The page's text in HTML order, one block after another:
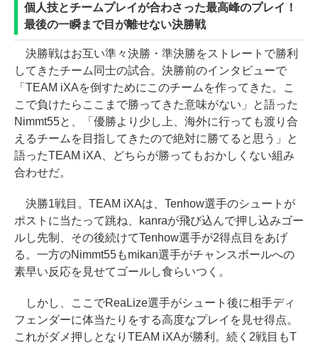
個人技とチームプレイが合わさった最高峰のプレイ！
最後の一瞬まで目が離せない決勝戦
決勝戦はお互い準々決勝・準決勝をストレートで勝利
してきたチーム同士の試合。決勝前のインタビューで
「TEAM iXAを倒すためにこのチームを作ってきた。こ
こで負けたらここまで勝ってきた意味がない」と語った
Nimmt55と、「優勝より少し上、海外に行っても渡り合
えるチームを目指してきたので絶対に勝てると思う」と
語ったTEAM iXA、どちらが勝ってもおかしくない組み
合わせだ。
決勝1戦目。TEAM iXAは、Tenhow選手のシュートが
ポストに当たって跳ね、kanraが飛び込んで押し込みゴー
ルし先制、その後続けてTenhow選手が2得点目をあげ
る。一方のNimmt55もmikan選手がチャンスボールへの
素早い反応を見せてゴールし食らいつく。
しかし、ここでReaLize選手がシュート後に相手ディ
フェンダーに体当たりをする高度なプレイを見せ得点。
これがダメ押しとなりTEAM iXAが勝利。続く2戦目もT